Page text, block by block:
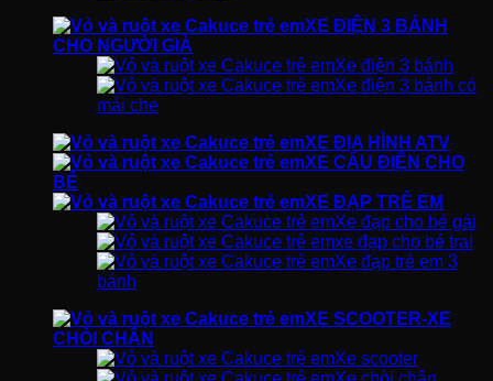
XE ĐIỆN 3 BÁNH
CHO NGƯỜI GIÀ
Xe điện 3 bánh
Xe điện 3 bánh có
mái che
XE ĐỊA HÌNH ATV
XE CẨU ĐIỆN CHO
BÉ
XE ĐẠP TRẺ EM
Xe đạp cho bé gái
xe đạp cho bé trai
Xe đạp trẻ em 3
bánh
XE SCOOTER-XE
CHÒI CHÂN
Xe scooter